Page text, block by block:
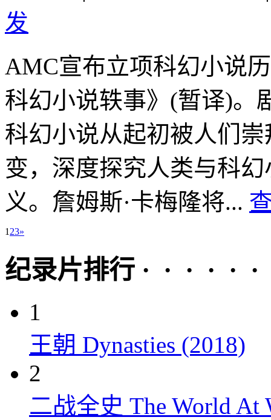
发
AMC宣布立项科幻小说
科幻小说轶事》(暂译)。
科幻小说从起初被人们
变，深度探究人类与科
义。詹姆斯·卡梅隆将...
1 23»
纪录片排行 · · · · · ·
1
王朝 Dynasties (2018)
2
二战全史 The World At